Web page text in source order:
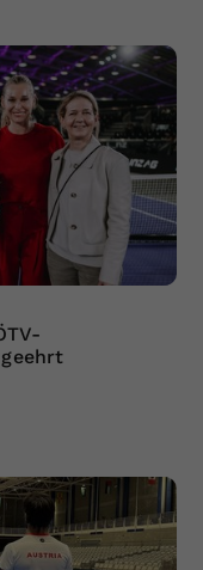
anderem eine
für die
Ihrer
falls der
dies eingestellt